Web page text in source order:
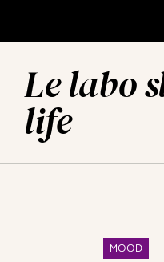
Le labo
life
MOOD